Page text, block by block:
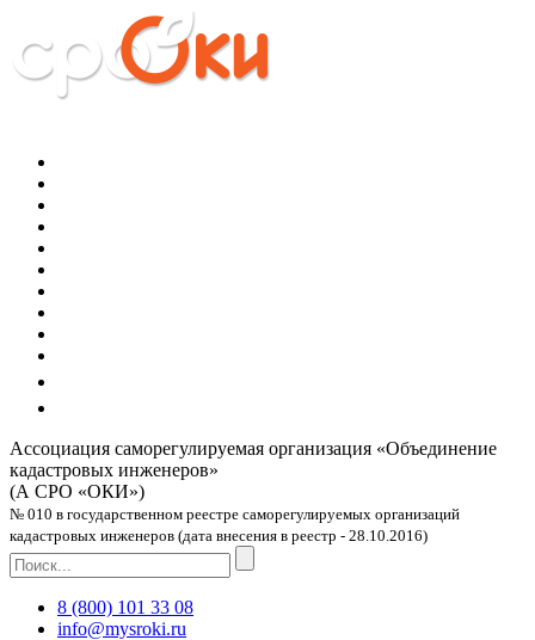
Ассоциация саморегулируемая организация «Объединение
кадастровых инженеров»
(А СРО «ОКИ»)
№ 010 в государственном реестре саморегулируемых организаций
кадастровых инженеров (дата внесения в реестр - 28.10.2016)
8 (800) 101 33 08
info@mysroki.ru